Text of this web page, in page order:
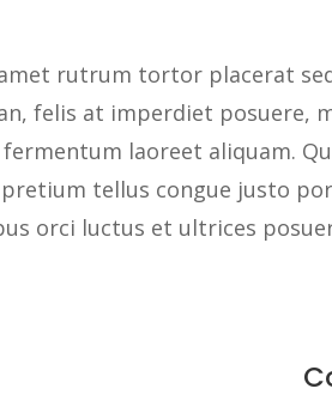
rutrum tortor placerat
felis at imperdiet posuere,
laoreet aliquam.
pretium tellus congue justo
orci luctus et ultrices